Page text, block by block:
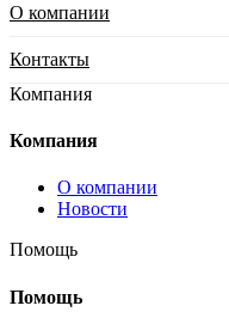
О компании
Контакты
Компания
Компания
О компании
Новости
Помощь
Помощь